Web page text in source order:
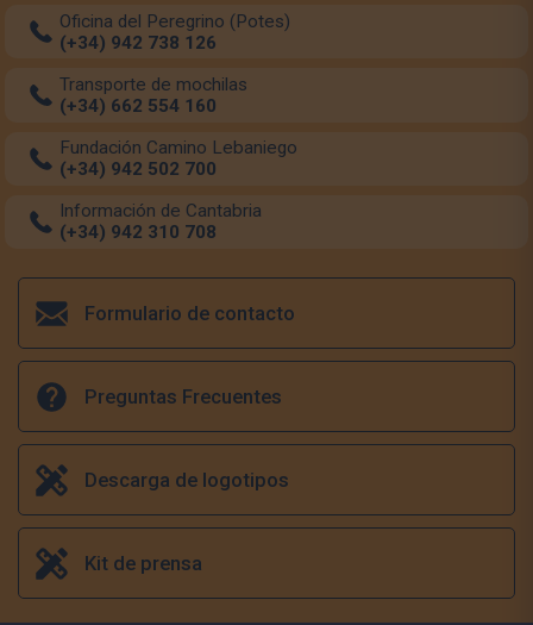
Oficina del Peregrino (Potes)
(+34) 942 738 126
Transporte de mochilas
(+34) 662 554 160
Fundación Camino Lebaniego
(+34) 942 502 700
Información de Cantabria
(+34) 942 310 708
Formulario de contacto
Preguntas Frecuentes
Descarga de logotipos
Kit de prensa